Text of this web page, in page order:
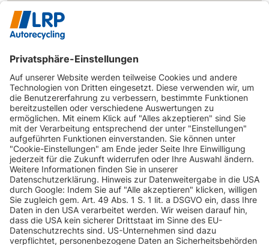
INFORMATIONEN
KUNDENSERVICE
INFORMATIONEN